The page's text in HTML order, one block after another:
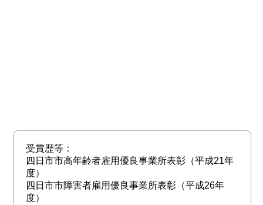
受賞歴等：
四日市市高年齢者雇用優良事業所表彰（平成21年
度）
四日市市障害者雇用優良事業所表彰（平成26年
度）